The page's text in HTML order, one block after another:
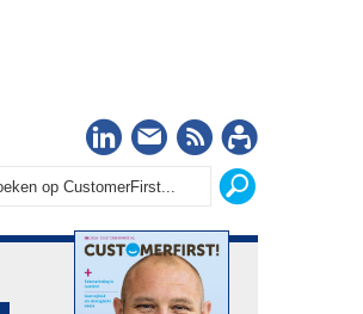
LinkedIn
Nieuwsbrief
RSS